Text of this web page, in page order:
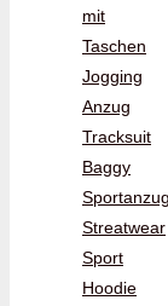
mit
Taschen
Jogging
Anzug
Tracksuit
Baggy
Sportanzug
Streatwear
Sport
Hoodie